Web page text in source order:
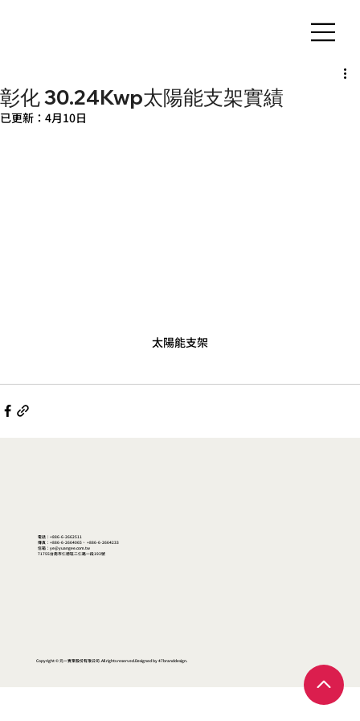
客製化鋁擠型｜氣密窗
彰化 30.24Kwp太陽能支架實績
已更新： 4月10日
太陽能支架
電話：+886-6-2662511
傳真：+886-6-2664065、 +886-6-2664233
信箱：ye@yuangee.com.tw
71755台南市仁德區二仁路一段193號
Copyright © 元一實業股份有限公司. All rights reserved.Designed by 47branddesign.